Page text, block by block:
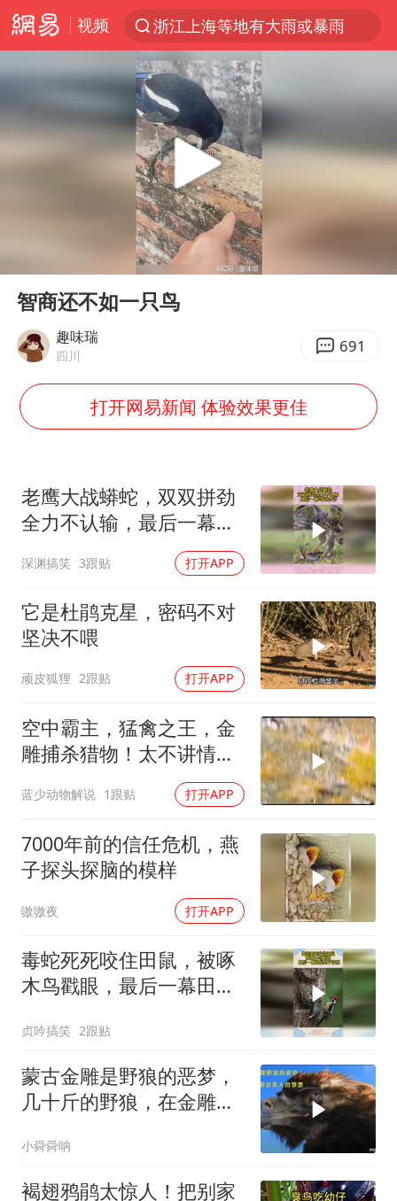
视频
浙江上海等地有大雨或暴雨
光影经济撬动暑期消费新蓝海
《欢迎来龙餐馆》口碑
情侣福建平潭拍日出时坠崖
西湖突现狂风暴雨 游客瞬间被浇透
“不怕六爷挂得多 就怕六爷挂一颗”
杭州全市有序停课
直击东北超：哈尔滨vs通辽
36岁男演员成景区NPC后人气爆棚
郑丽文：台湾从来没有“独立”过
浙江台州《告全体市民书》
酒店回应车内过夜被收150元
上半年国内手机销量TOP30出炉
梁家辉百花奖演讲落泪
人民的健康、体质、幸福一脉相承
Play
智商还不如一只鸟
趣味瑞
四川 691
打开网易新闻 体验效果更佳
老鹰大战蟒蛇，双双拼劲
全力不认输，最后一幕吓
深渊搞笑 3跟贴 打开APP
它是杜鹃克星，密码不对
坚决不喂
顽皮狐狸 2跟贴 打开APP
空中霸主，猛禽之王，金
雕捕杀猎物！太不讲情面
蓝少动物解说 1跟贴 打开APP
7000年前的信任危机，燕
子探头探脑的模样
嗷嗷夜 打开APP
毒蛇死死咬住田鼠，被啄
木鸟戳眼，最后一幕田鼠
贞吟搞笑 2跟贴
蒙古金雕是野狼的恶梦，
几十斤的野狼，在金雕爪
小舜舜呐
褐翅鸦鹃太惊人！把别家